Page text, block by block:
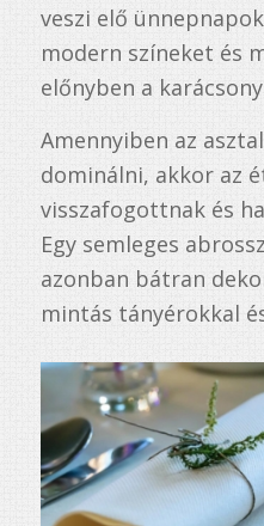
veszi elő
modern színeket és
előnyben a
Amennyiben az
dominálni, akkor az
visszafogottnak és
Egy semleges
azonban bátran
mintás tányérokkal